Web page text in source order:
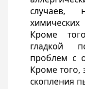
случаев,
Кроме
гладкой
проблем с
Кроме того,
скопления